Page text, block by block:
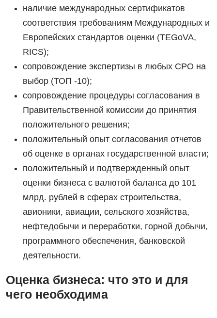
наличие международных сертификатов
соответствия требованиям Международных и
Европейских стандартов оценки (TEGoVA,
RICS);
сопровождение экспертизы в любых СРО на
выбор (ТОП -10);
сопровождение процедуры согласования в
Правительственной комиссии до принятия
положительного решения;
положительный опыт согласования отчетов
об оценке в органах государственной власти;
положительный и подтвержденный опыт
оценки бизнеса с валютой баланса до 101
млрд. рублей в сферах строительства,
авионики, авиации, сельского хозяйства,
нефтедобычи и переработки, горной добычи,
программного обеспечения, банковской
деятельности.
Оценка бизнеса: что это и для
чего необходима